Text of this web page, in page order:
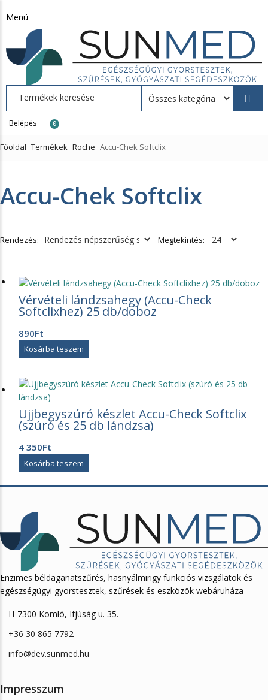
Menü
Belépés 0
Főoldal Termékek Roche Accu-Chek Softclix
Accu-Chek Softclix
Rendezés: Megtekintés:
Vérvételi lándzsahegy (Accu-Check
Softclixhez) 25 db/doboz
890Ft
Kosárba teszem
Ujjbegyszúró készlet Accu-Check Softclix
(szúró és 25 db lándzsa)
4 350Ft
Kosárba teszem
Enzimes béldaganatszűrés, hasnyálmirigy funkciós vizsgálatok és
egészségügyi gyorstesztek, szűrések és eszközök webáruháza
H-7300 Komló, Ifjúság u. 35.
+36 30 865 7792
info@dev.sunmed.hu
Impresszum